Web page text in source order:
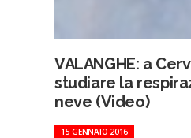
VALANGHE: a
studiare la
neve (Video)
15 GENNAIO 2016